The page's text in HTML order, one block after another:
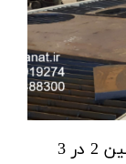
برش پلاسما سی ان سی با میز سنگین 2 در 3